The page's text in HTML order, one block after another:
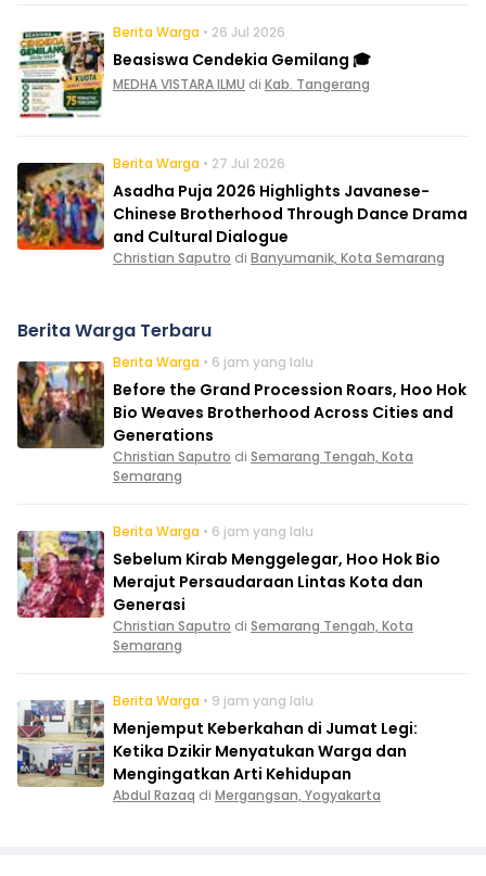
Berita Warga • 26 Jul 2026
Beasiswa Cendekia Gemilang 🎓
MEDHA VISTARA ILMU di Kab. Tangerang
Berita Warga • 27 Jul 2026
Asadha Puja 2026 Highlights Javanese-
Chinese Brotherhood Through Dance Drama
and Cultural Dialogue
Christian Saputro di Banyumanik, Kota Semarang
Berita Warga Terbaru
Berita Warga • 6 jam yang lalu
Before the Grand Procession Roars, Hoo Hok
Bio Weaves Brotherhood Across Cities and
Generations
Christian Saputro di Semarang Tengah, Kota
Semarang
Berita Warga • 6 jam yang lalu
Sebelum Kirab Menggelegar, Hoo Hok Bio
Merajut Persaudaraan Lintas Kota dan
Generasi
Christian Saputro di Semarang Tengah, Kota
Semarang
Berita Warga • 9 jam yang lalu
Menjemput Keberkahan di Jumat Legi:
Ketika Dzikir Menyatukan Warga dan
Mengingatkan Arti Kehidupan
Abdul Razaq di Mergangsan, Yogyakarta